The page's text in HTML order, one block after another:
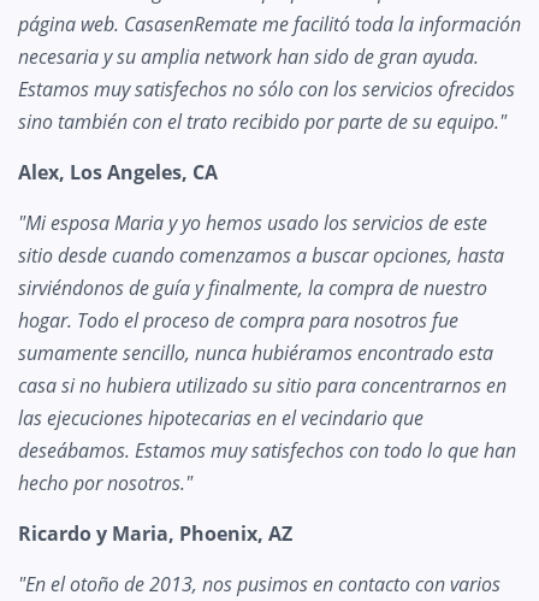
página web. CasasenRemate me facilitó toda la información
necesaria y su amplia network han sido de gran ayuda.
Estamos muy satisfechos no sólo con los servicios ofrecidos
sino también con el trato recibido por parte de su equipo."
Alex, Los Angeles, CA
"Mi esposa Maria y yo hemos usado los servicios de este
sitio desde cuando comenzamos a buscar opciones, hasta
sirviéndonos de guía y finalmente, la compra de nuestro
hogar. Todo el proceso de compra para nosotros fue
sumamente sencillo, nunca hubiéramos encontrado esta
casa si no hubiera utilizado su sitio para concentrarnos en
las ejecuciones hipotecarias en el vecindario que
deseábamos. Estamos muy satisfechos con todo lo que han
hecho por nosotros."
Ricardo y Maria, Phoenix, AZ
"En el otoño de 2013, nos pusimos en contacto con varios